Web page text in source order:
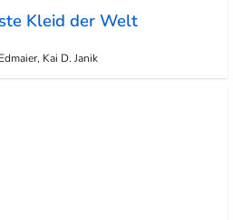
Kleid der Welt
Kai D. Janik